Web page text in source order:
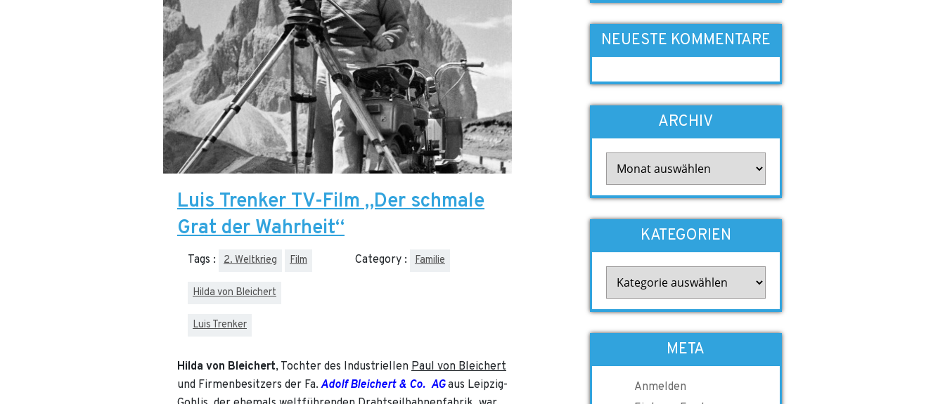
Luis Trenker TV-Film „Der schmale
Grat der Wahrheit“
Tags : 2. Weltkrieg Film
Hilda von Bleichert
Luis Trenker
Category : Familie
Hilda von Bleichert, Tochter des Industriellen Paul von Bleichert
und Firmenbesitzers der Fa. Adolf Bleichert & Co. AG aus Leipzig-
NEUESTE KOMMENTARE
ARCHIV
KATEGORIEN
META
Anmelden